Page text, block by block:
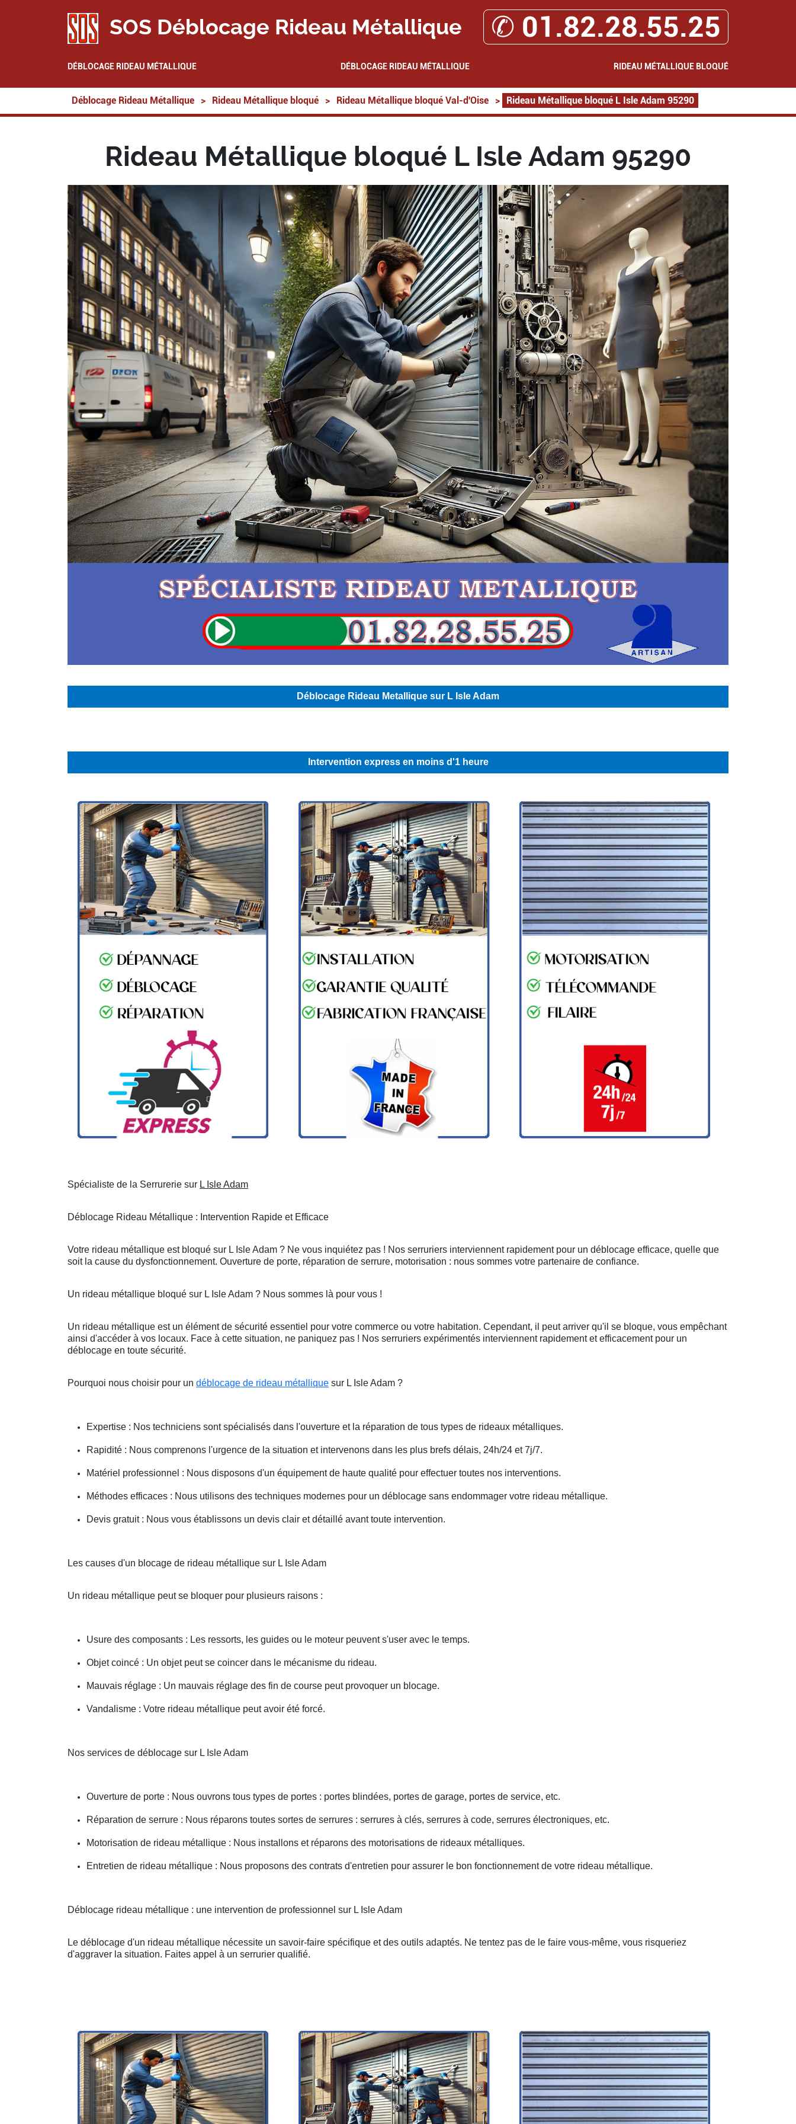
SOS Déblocage Rideau Métallique ✆ 01.82.28.55.25
DÉBLOCAGE RIDEAU MÉTALLIQUE DÉBLOCAGE RIDEAU MÉTALLIQUE RIDEAU MÉTALLIQUE BLOQUÉ
Déblocage Rideau Métallique > Rideau Métallique bloqué > Rideau Métallique bloqué Val-d'Oise > Rideau Métallique bloqué L Isle Adam 95290
Rideau Métallique bloqué L Isle Adam 95290
Déblocage Rideau Metallique sur L Isle Adam
Intervention express en moins d'1 heure
Spécialiste de la Serrurerie sur L Isle Adam
Déblocage Rideau Métallique : Intervention Rapide et Efficace
Votre rideau métallique est bloqué sur L Isle Adam ? Ne vous inquiétez pas ! Nos serruriers interviennent rapidement pour un déblocage efficace, quelle que
soit la cause du dysfonctionnement. Ouverture de porte, réparation de serrure, motorisation : nous sommes votre partenaire de confiance.
Un rideau métallique bloqué sur L Isle Adam ? Nous sommes là pour vous !
Un rideau métallique est un élément de sécurité essentiel pour votre commerce ou votre habitation. Cependant, il peut arriver qu'il se bloque, vous empêchant
ainsi d'accéder à vos locaux. Face à cette situation, ne paniquez pas ! Nos serruriers expérimentés interviennent rapidement et efficacement pour un
déblocage en toute sécurité.
Pourquoi nous choisir pour un déblocage de rideau métallique sur L Isle Adam ?
Expertise : Nos techniciens sont spécialisés dans l'ouverture et la réparation de tous types de rideaux métalliques.
Rapidité : Nous comprenons l'urgence de la situation et intervenons dans les plus brefs délais, 24h/24 et 7j/7.
Matériel professionnel : Nous disposons d'un équipement de haute qualité pour effectuer toutes nos interventions.
Méthodes efficaces : Nous utilisons des techniques modernes pour un déblocage sans endommager votre rideau métallique.
Devis gratuit : Nous vous établissons un devis clair et détaillé avant toute intervention.
Les causes d'un blocage de rideau métallique sur L Isle Adam
Un rideau métallique peut se bloquer pour plusieurs raisons :
Usure des composants : Les ressorts, les guides ou le moteur peuvent s'user avec le temps.
Objet coincé : Un objet peut se coincer dans le mécanisme du rideau.
Mauvais réglage : Un mauvais réglage des fin de course peut provoquer un blocage.
Vandalisme : Votre rideau métallique peut avoir été forcé.
Nos services de déblocage sur L Isle Adam
Ouverture de porte : Nous ouvrons tous types de portes : portes blindées, portes de garage, portes de service, etc.
Réparation de serrure : Nous réparons toutes sortes de serrures : serrures à clés, serrures à code, serrures électroniques, etc.
Motorisation de rideau métallique : Nous installons et réparons des motorisations de rideaux métalliques.
Entretien de rideau métallique : Nous proposons des contrats d'entretien pour assurer le bon fonctionnement de votre rideau métallique.
Déblocage rideau métallique : une intervention de professionnel sur L Isle Adam
Le déblocage d'un rideau métallique nécessite un savoir-faire spécifique et des outils adaptés. Ne tentez pas de le faire vous-même, vous risqueriez
d'aggraver la situation. Faites appel à un serrurier qualifié.